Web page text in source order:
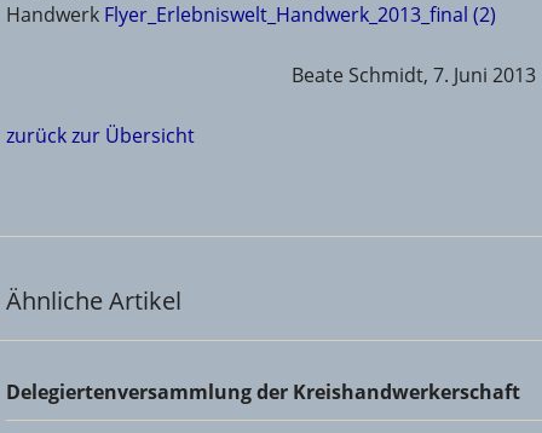
Handwerk Flyer_Erlebniswelt_Handwerk_2013_final (2)
Beate Schmidt, 7. Juni 2013
zurück zur Übersicht
Ähnliche Artikel
Delegiertenversammlung der Kreishandwerkerschaft
Delegiertenversammlung der Kreishandwerkerschaft